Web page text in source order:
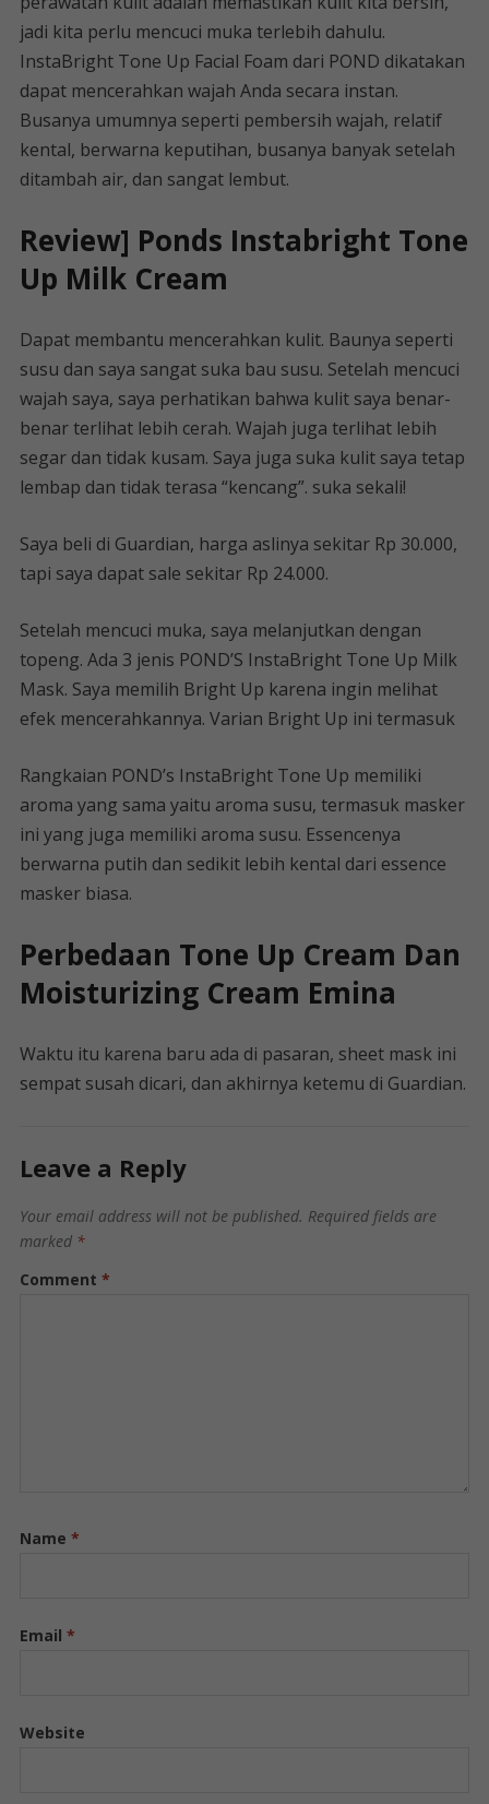
jadi kita perlu mencuci muka terlebih dahulu.
InstaBright Tone Up Facial Foam dari POND dikatakan
dapat mencerahkan wajah Anda secara instan.
Busanya umumnya seperti pembersih wajah, relatif
kental, berwarna keputihan, busanya banyak setelah
ditambah air, dan sangat lembut.
Review] Ponds Instabright Tone
Up Milk Cream
Dapat membantu mencerahkan kulit. Baunya seperti
susu dan saya sangat suka bau susu. Setelah mencuci
wajah saya, saya perhatikan bahwa kulit saya benar-
benar terlihat lebih cerah. Wajah juga terlihat lebih
segar dan tidak kusam. Saya juga suka kulit saya tetap
lembap dan tidak terasa “kencang”. suka sekali!
Saya beli di Guardian, harga aslinya sekitar Rp 30.000,
tapi saya dapat sale sekitar Rp 24.000.
Setelah mencuci muka, saya melanjutkan dengan
topeng. Ada 3 jenis POND’S InstaBright Tone Up Milk
Mask. Saya memilih Bright Up karena ingin melihat
efek mencerahkannya. Varian Bright Up ini termasuk
Rangkaian POND’s InstaBright Tone Up memiliki
aroma yang sama yaitu aroma susu, termasuk masker
ini yang juga memiliki aroma susu. Essencenya
berwarna putih dan sedikit lebih kental dari essence
masker biasa.
Perbedaan Tone Up Cream Dan
Moisturizing Cream Emina
Waktu itu karena baru ada di pasaran, sheet mask ini
sempat susah dicari, dan akhirnya ketemu di Guardian.
Leave a Reply
Your email address will not be published. Required fields are
marked *
Comment *
Name *
Email *
Website